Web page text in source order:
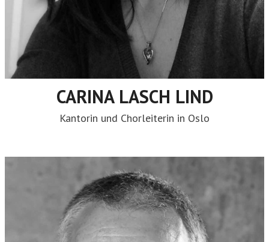
CARINA LASCH LIND
Kantorin und Chorleiterin in Oslo